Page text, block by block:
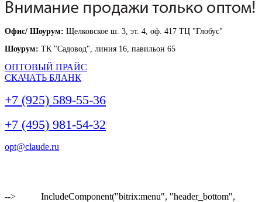
Офис/ Шоурум: Щелковское ш. 3, эт. 4, оф. 417 ТЦ "Глобус"
Шоурум: ТК "Садовод", линия 16, павильон 65
ОПТОВЫЙ ПРАЙС
СКАЧАТЬ БЛАНК
+7 (925) 589-55-36
+7 (495) 981-54-32
opt@claude.ru
-->
IncludeComponent("bitrix:menu", "header_bottom",